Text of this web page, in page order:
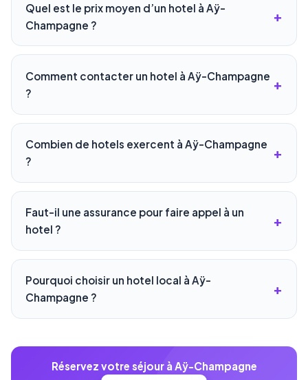
Quel est le prix moyen d’un hotel à Aÿ-
Champagne ?
Comment contacter un hotel à Aÿ-Champagne
?
Combien de hotels exercent à Aÿ-Champagne
?
Faut-il une assurance pour faire appel à un
hotel ?
Pourquoi choisir un hotel local à Aÿ-
Champagne ?
Réservez votre séjour à Aÿ-Champagne